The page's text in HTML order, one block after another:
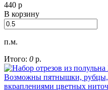
440 р
В корзину
п.м.
Итого: 0 р.